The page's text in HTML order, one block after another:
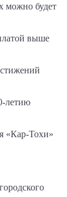
можно будет
выше
летию
«Кар-Тохи»